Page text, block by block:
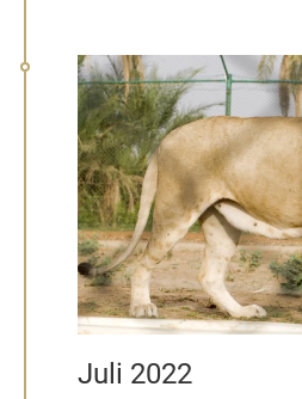
Juli 2022